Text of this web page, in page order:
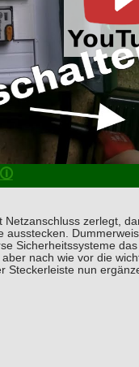
🛈
Netzanschluss zerlegt,
ausstecken.
Sicherheitssysteme
nach wie vor die
Steckerleiste nun